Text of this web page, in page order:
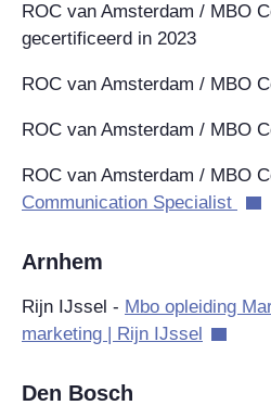
ROC van Amsterdam / MBO
gecertificeerd in 2023
ROC van Amsterdam / MBO
ROC van Amsterdam / MBO
ROC van Amsterdam / MBO
Communication Specialist
Arnhem
Rijn IJssel - Mbo opleiding
marketing | Rijn IJssel
Den Bosch